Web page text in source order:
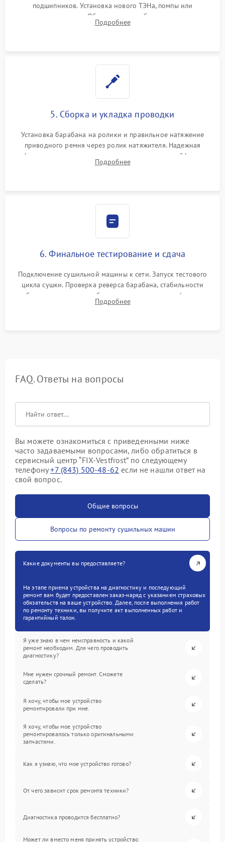
подшипников. Установка нового ТЭНа, помпы или
термодатчиков. Обязательная глубокая очистка
конденсатора, крыльчатки вентилятора и воздуховодов от
Подробнее
5. Сборка и укладка проводки
Установка барабана на ролики и правильное натяжение
приводного ремня через ролик натяжителя. Надежная
фиксация всех узлов, подключение клемм и шлейфов к
модулю управления. Монтаж корпусных панелей, люка и
Подробнее
6. Финальное тестирование и сдача
Подключение сушильной машины к сети. Запуск тестового
цикла сушки. Проверка реверса барабана, стабильности
набора температуры, работы дренажного насоса (откачка
конденсата) и отсутствия посторонних скрипов, стуков или
Подробнее
FAQ. Ответы на вопросы
Вы можете ознакомиться с приведенными ниже
часто задаваемыми вопросами, либо обратиться в
сервисный центр “FIX-Vestfrost” по следующему
телефону+7 (843) 500-48-62 если не нашли ответ на
свой вопрос.
Общие вопросы
Вопросы по ремонту сушильных машин
Какие документы вы предоставляете?
На этапе приема устройства на диагностику и последующий
ремонт вам будет предоставлен заказ-наряд с указанием страховых
обязательств на ваше устройство. Далее, после выполнения работ
по ремонту техники, вы получите акт выполненных работ и
гарантийный талон.
Я уже знаю в чем неисправность и какой
ремонт необходим. Для чего проводить
диагностику?
Мне нужен срочный ремонт. Сможете
сделать?
Я хочу, чтобы мое устройство
ремонтировали при мне.
Я хочу, чтобы мое устройство
ремонтировалось только оригинальными
запчастями.
Как я узнаю, что мое устройство готово?
От чего зависит срок ремонта техники?
Диагностика проводится бесплатно?
Может ли вместо меня принять устройство